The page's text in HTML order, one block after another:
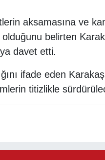
aksamasına ve
olduğunu belirten
davet etti.
ifade eden
titizlikle